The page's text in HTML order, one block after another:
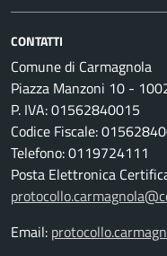
CONTATTI
Comune di Carmagnola
Piazza Manzoni 10 -
P. IVA: 01562840015
Codice Fiscale:
Telefono: 0119724111
Posta Elettronica
Email: